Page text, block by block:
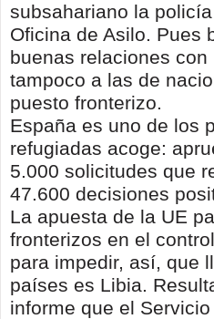
subsahariano la
Oficina de Asilo. Pues
buenas relaciones
tampoco a las de
puesto fronterizo.
España es uno de los
refugiadas acoge:
5.000 solicitudes que
47.600 decisiones
La apuesta de la UE
fronterizos en el
para impedir, así, que
países es Libia.
informe que el